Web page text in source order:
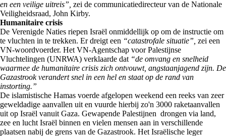
en een veilige uitreis”, zei de communicatiedirecteur van de Nationale
Veiligheidsraad, John Kirby.
Humanitaire crisis
De Verenigde Naties riepen Israël onmiddellijk op om de instructie om
te vluchten in te trekken. Er dreigt een “catastrofale situatie”, zei een
VN-woordvoerder. Het VN-Agentschap voor Palestijnse
Vluchtelingen (UNRWA) verklaarde dat “de omvang en snelheid
waarmee de humanitaire crisis zich ontvouwt, angstaanjagend zijn. De
Gazastrook verandert snel in een hel en staat op de rand van
instorting.”
De islamistische Hamas voerde afgelopen weekend een reeks van zeer
geweldadige aanvallen uit en vuurde hierbij zo'n 3000 raketaanvallen
uit op Israël vanuit Gaza. Gewapende Palestijnen drongen via land,
zee en lucht Israël binnen en vielen mensen aan in verschillende
plaatsen nabij de grens van de Gazastrook. Het Israëlische leger